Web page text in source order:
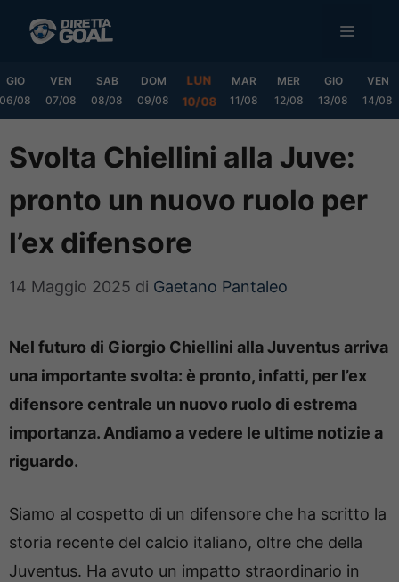
MENU
GIO
06/08
VEN
07/08
SAB
08/08
DOM
09/08
LUN
10/08
MAR
11/08
MER
12/08
GIO
13/08
VEN
14/08
Svolta Chiellini alla Juve:
pronto un nuovo ruolo per
l’ex difensore
14 Maggio 2025 di Gaetano Pantaleo
Nel futuro di Giorgio Chiellini alla Juventus arriva
una importante svolta: è pronto, infatti, per l’ex
difensore centrale un nuovo ruolo di estrema
importanza. Andiamo a vedere le ultime notizie a
riguardo.
Siamo al cospetto di un difensore che ha scritto la
storia recente del calcio italiano, oltre che della
Juventus. Ha avuto un impatto straordinario in